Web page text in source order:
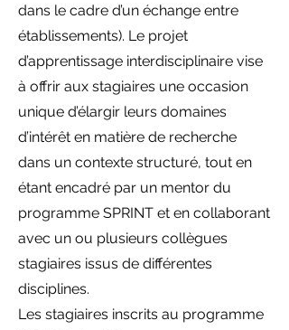
dans le cadre d’un échange entre
établissements). Le projet
d’apprentissage interdisciplinaire vise
à offrir aux stagiaires une occasion
unique d’élargir leurs domaines
d’intérêt en matière de recherche
dans un contexte structuré, tout en
étant encadré par un mentor du
programme SPRINT et en collaborant
avec un ou plusieurs collègues
stagiaires issus de différentes
disciplines.
Les stagiaires inscrits au programme